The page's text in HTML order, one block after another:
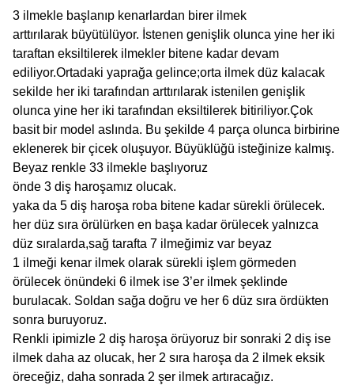
3 ilmekle başlanıp kenarlardan birer ilmek
arttırılarak büyütülüyor. İstenen genişlik olunca yine her iki
taraftan eksiltilerek ilmekler bitene kadar devam
ediliyor.Ortadaki yaprağa gelince;orta ilmek düz kalacak
sekilde her iki tarafından arttırılarak istenilen genişlik
olunca yine her iki tarafından eksiltilerek bitiriliyor.Çok
basit bir model aslında. Bu şekilde 4 parça olunca birbirine
eklenerek bir çicek oluşuyor. Büyüklüğü isteğinize kalmış.
Beyaz renkle 33 ilmekle başlıyoruz
önde 3 diş haroşamız olucak.
yaka da 5 diş haroşa roba bitene kadar sürekli örülecek.
her düz sıra örülürken en başa kadar örülecek yalnızca
düz sıralarda,sağ tarafta 7 ilmeğimiz var beyaz
1 ilmeği kenar ilmek olarak sürekli işlem görmeden
örülecek önündeki 6 ilmek ise 3’er ilmek şeklinde
burulacak. Soldan sağa doğru ve her 6 düz sıra ördükten
sonra buruyoruz.
Renkli ipimizle 2 diş haroşa örüyoruz bir sonraki 2 diş ise
ilmek daha az olucak, her 2 sıra haroşa da 2 ilmek eksik
öreceğiz, daha sonrada 2 şer ilmek artıracağız.